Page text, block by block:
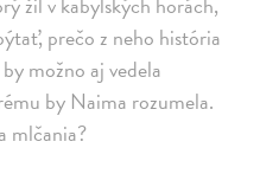
prečo z neho história
možno aj vedela
by Naima rozumela.
mlčania?